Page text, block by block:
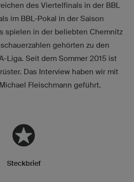
des Viertelfinals in der BBL
im BBL-Pokal in der Saison
spielen in der beliebten Chemnitz
gehörten zu den
Liga. Seit dem Sommer 2015 ist
Das Interview haben wir mit
Fleischmann geführt.
Steckbrief